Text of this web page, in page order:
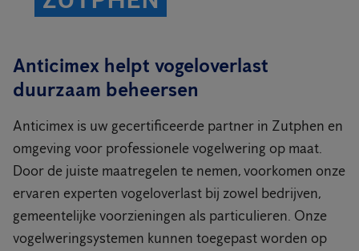
Anticimex helpt vogeloverlast
duurzaam beheersen
Anticimex is uw gecertificeerde partner in Zutphen en
omgeving voor professionele vogelwering op maat.
Door de juiste maatregelen te nemen, voorkomen onze
ervaren experten vogeloverlast bij zowel bedrijven,
gemeentelijke voorzieningen als particulieren. Onze
vogelweringsystemen kunnen toegepast worden op